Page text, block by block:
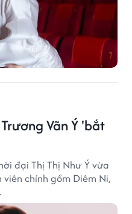
Vãn Ý 'bắt
đại Thị Thị Như Ý vừa
chính gồm Diêm Ni,